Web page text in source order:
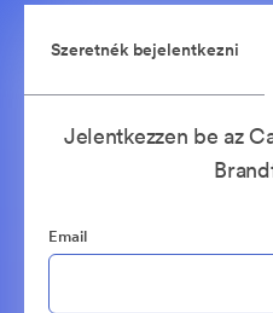
Szeretnék bejelentkezni
Jelentkezzen be az
Email